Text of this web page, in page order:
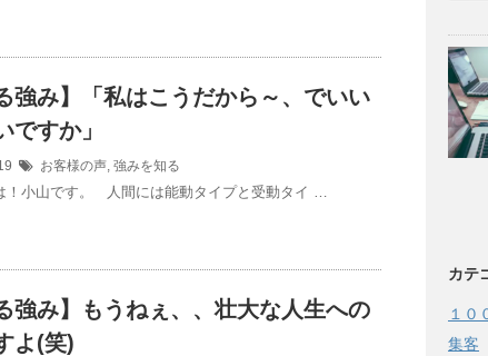
強み】「私はこうだから～、でいい
ですか」
お客様の声, 強みを知る
！小山です。 人間には能動タイプと受動タイ …
強み】もうねぇ、、壮大な人生への
よ(笑)
カテ
１０
集客